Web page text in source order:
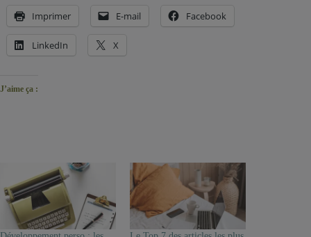
Imprimer E-mail Facebook
LinkedIn X
J’aime ça :